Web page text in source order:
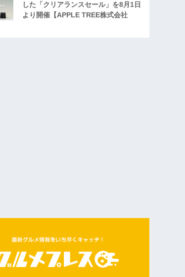
した「クリアランスセール」を8月1日
より開催【APPLE TREE株式会社